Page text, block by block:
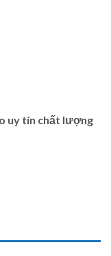
uy tín chất lượng